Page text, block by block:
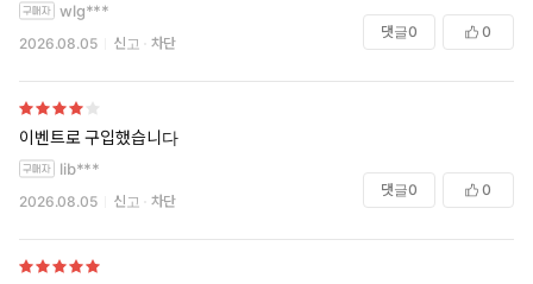
wlg***
2026.08.05 신고 차단
댓글0 0
이벤트로 구입했습니다
lib***
2026.08.05 신고 차단
댓글0 0